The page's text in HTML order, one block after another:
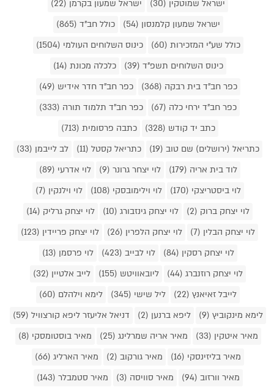
ישראל שמוטקין (30)
ישראל שמעון בקרמן (22)
ישראל שמעון קלמנסון (54)
כולל חב"ד (865)
כולל שע"י המזכירות (60)
כינוס השלוחים העולמי (1504)
כינוס השלוחים תשפ"ד (39)
כלכלה מכונת (14)
כפר חב"ד בית רבקה (368)
כפר חב"ד חדר אידיש (49)
כפר חב"ד ירחי כלה (67)
כפר חב"ד תלמוד תורה (333)
כתב יד קודש (328)
כתבה פרסומית (713)
כתריאל (ירושלים) שם טוב (19)
כתריאל קסטל (11)
לב לייבמן (33)
לוד בית אריה (179)
לוי יצחר גרונר (9)
לוי אדרעי (89)
לוי ביסטריצקי (170)
לוי וילימובסקי (108)
לוי וילנקין (7)
לוי יצחק ברוק (2)
לוי יצחק גינזבורג (10)
לוי יצחק גרליק (14)
לוי יצחק הבלין (7)
לוי יצחק הלפרין (26)
לוי יצחק פריידין (123)
לוי יצחק רסקין (84)
לוי לבייב (423)
לוי פרסמן (13)
לוי יצחק רוזנברג (44)
ליובאוויטש (155)
לייב אלטיין (32)
לייבל זאיאנץ (22)
ליל שישי (345)
לימא וילהלם (60)
לימא מינקוביץ (9)
ליפא ברנען (2)
דניאל אליעזר ליפא קורצוויל (59)
מאיר איטקין (33)
מאיר אריה שמרלינג (25)
מאיר בוסטומסקי (8)
מאיר בליזינסקי (16)
מאיר גורקוב (2)
מאיר הארליג (66)
מאיר וורזוב (94)
מאיר סוויסה (3)
מאיר סטמבלר (143)